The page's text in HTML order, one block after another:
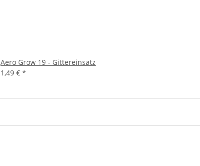
Aero Grow 19 - Gittereinsatz
1,49 € *